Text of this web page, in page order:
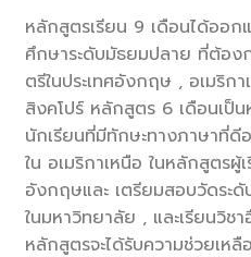
หลักสูตรเรียน 9 เดือนได้ออก
ศึกษาระดับมัธยมปลาย ที่ต้อง
ตรีในประเทศอังกฤษ , อเมริก
สิงคโปร์ หลักสูตร 6 เดือนเป็
นักเรียนที่มีทักษะทางภาษาที่ดี
ใน อเมริกาเหนือ ในหลักสูตรผู้
อังกฤษและ เตรียมสอบวัดระดั
ในมหาวิทยาลัย , และเรียนวิช
หลักสูตรจะได้รับความช่วยเหลื